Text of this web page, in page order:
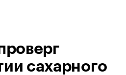
сахарного